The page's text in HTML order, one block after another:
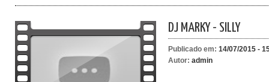
DJ MARKY - SILLY
Publicado em: 14/07/2015 -
Autor: admin